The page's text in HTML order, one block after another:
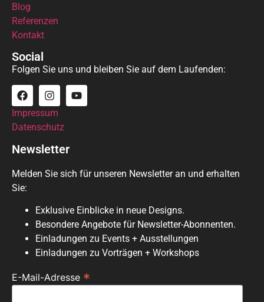
Blog
Referenzen
Kontakt
Social
Folgen Sie uns und bleiben Sie auf dem Laufenden:
Impressum
Datenschutz
Newsletter
Melden Sie sich für unseren Newsletter an und erhalten
Sie:
Exklusive Einblicke in neue Designs.
Besondere Angebote für Newsletter-Abonnenten.
Einladungen zu Events + Ausstellungen
Einladungen zu Vorträgen + Workshops
E-Mail-Adresse *